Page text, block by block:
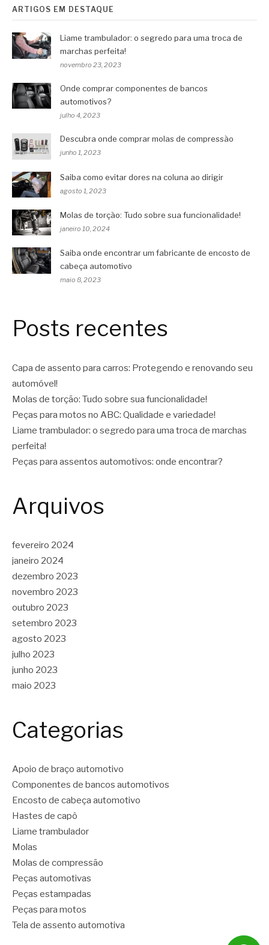
ARTIGOS EM DESTAQUE
Liame trambulador: o segredo para uma troca de
marchas perfeita!
novembro 23, 2023
Onde comprar componentes de bancos
automotivos?
julho 4, 2023
Descubra onde comprar molas de compressão
junho 1, 2023
Saiba como evitar dores na coluna ao dirigir
agosto 1, 2023
Molas de torção: Tudo sobre sua funcionalidade!
janeiro 10, 2024
Saiba onde encontrar um fabricante de encosto de
cabeça automotivo
maio 8, 2023
Posts recentes
Capa de assento para carros: Protegendo e renovando seu
automóvel!
Molas de torção: Tudo sobre sua funcionalidade!
Peças para motos no ABC: Qualidade e variedade!
Liame trambulador: o segredo para uma troca de marchas
perfeita!
Peças para assentos automotivos: onde encontrar?
Arquivos
fevereiro 2024
janeiro 2024
dezembro 2023
novembro 2023
outubro 2023
setembro 2023
agosto 2023
julho 2023
junho 2023
maio 2023
Categorias
Apoio de braço automotivo
Componentes de bancos automotivos
Encosto de cabeça automotivo
Hastes de capô
Liame trambulador
Molas
Molas de compressão
Peças automotivas
Peças estampadas
Peças para motos
Tela de assento automotiva